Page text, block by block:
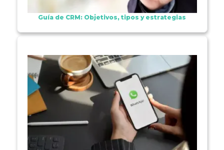
Guía de CRM: Objetivos, tipos y estrategias